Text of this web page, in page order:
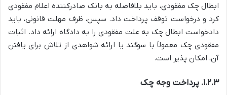
ابطال چک مفقودی، باید بلافاصله به بانک صادرکننده اعلام مفقودی
کرد و درخواست توقف پرداخت داد. سپس، ظرف مهلت قانونی، باید
دادخواست ابطال چک به علت مفقودی را به دادگاه ارائه داد. اثبات
مفقودی چک معمولاً با سوگند یا ارائه شواهدی از تلاش برای یافتن
آن، امکان پذیر است.
۱.۲.۳. پرداخت وجه چک